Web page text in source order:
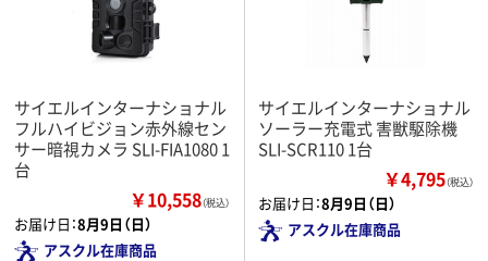
サイエルインターナショナル
フルハイビジョン赤外線セン
サー暗視カメラ SLI-FIA1080 1
台
￥10,558（税込）
お届け日：8月9日（日）
アスクル在庫商品
サイエルインターナショナル
ソーラー充電式 害獣駆除機
SLI-SCR110 1台
￥4,795（税込）
お届け日：8月9日（日）
アスクル在庫商品